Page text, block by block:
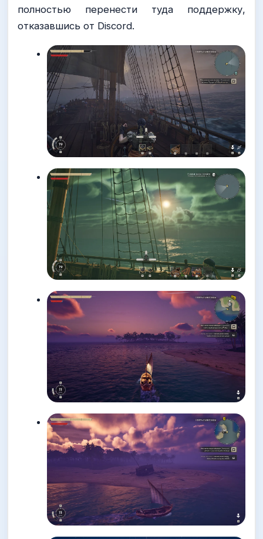
полностью перенести туда поддержку,
отказавшись от Discord.